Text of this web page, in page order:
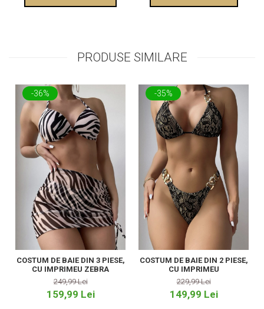
PRODUSE SIMILARE
-36%
COSTUM DE BAIE DIN 3 PIESE,
CU IMPRIMEU ZEBRA
249,99 Lei
159,99 Lei
-35%
COSTUM DE BAIE DIN 2 PIESE,
CU IMPRIMEU
229,99 Lei
149,99 Lei